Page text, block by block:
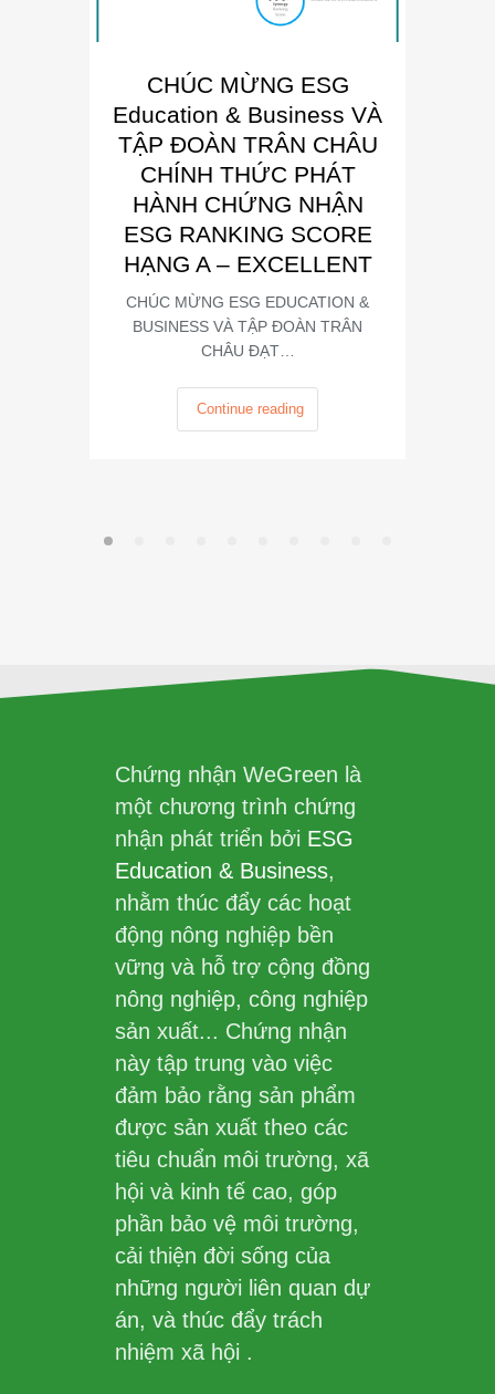
CHÚC MỪNG ESG
Education & Business VÀ
TẬP ĐOÀN TRÂN CHÂU
CHÍNH THỨC PHÁT
HÀNH CHỨNG NHẬN
ESG RANKING SCORE
HẠNG A – EXCELLENT
CHÚC MỪNG ESG EDUCATION &
BUSINESS VÀ TẬP ĐOÀN TRÂN
CHÂU ĐẠT…
Continue reading
Chứng nhận WeGreen là
một chương trình chứng
nhận phát triển bởi ESG
Education & Business,
nhằm thúc đẩy các hoạt
động nông nghiệp bền
vững và hỗ trợ cộng đồng
nông nghiệp, công nghiệp
sản xuất... Chứng nhận
này tập trung vào việc
đảm bảo rằng sản phẩm
được sản xuất theo các
tiêu chuẩn môi trường, xã
hội và kinh tế cao, góp
phần bảo vệ môi trường,
cải thiện đời sống của
những người liên quan dự
án, và thúc đẩy trách
nhiệm xã hội .